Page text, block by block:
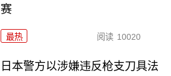
赛
最热 阅读 10020
日本警方以涉嫌违反枪支刀具法